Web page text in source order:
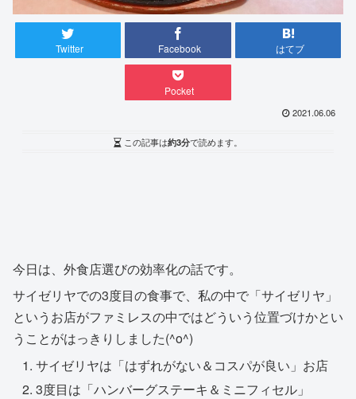
Twitter Facebook はてブ
Pocket
2021.06.06
この記事は約3分で読めます。
今日は、外食店選びの効率化の話です。
サイゼリヤでの3度目の食事で、私の中で「サイゼリヤ」
というお店がファミレスの中ではどういう位置づけかとい
うことがはっきりしました(^o^)
サイゼリヤは「はずれがない＆コスパが良い」お店
3度目は「ハンバーグステーキ＆ミニフィセル」